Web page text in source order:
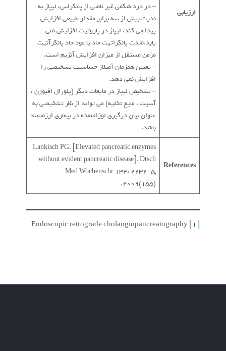
ارزیابی
– در درد شکمی غیر ناشی از پانکراس، لیپاز به
ندرت بیش از سه برابر مقدار طبیعی افزایش
پیدا می کند. لیپاز در پاروتیت افزایش نمی
یابد.شدت پانکراتیت حاد یا عود حاد پانکرآتیت
مزمن مستقل از میزان افزایش آنزیم است.
– تعیین همزمان آمیلاز حساسیت تشخیصی را
افزایش نمی دهد.
– تشخیص لیپاز در مایعات دیگر (پلورال افیوژن ،
آسیت ، مایع تخلیه) می تواند از نظر تشخیصی به
عنوان بیان درگیری لوزالمعده در بیماری ارزشمند
باشد.
References
Lankisch PG. [Elevated pancreatic enzymes
without evident pancreatic disease]. Dtsch
Med Wochenschr 134: 2232-5,
2009(155).